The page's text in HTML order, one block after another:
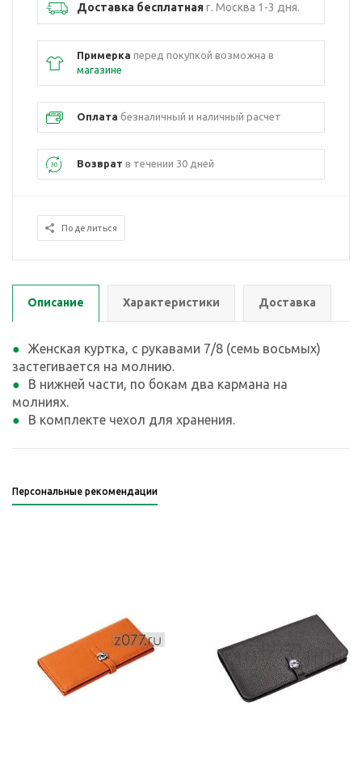
Доставка бесплатнаяг. Москва 1-3 дня.
Примерка перед покупкой возможна в
магазине
Оплата безналичный и наличный расчет
Возврат в течении 30 дней
Поделиться
Описание Характеристики Доставка
Женская куртка, с рукавами 7/8 (семь восьмых)
застегивается на молнию.
В нижней части, по бокам два кармана на
молниях.
В комплекте чехол для хранения.
Персональные рекомендации